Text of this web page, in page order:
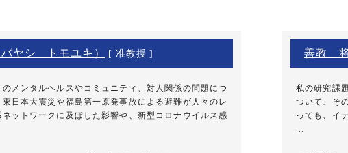
ヤシ トモユキ） [ 准教授 ]
メンタルヘルスやコミュニティ、対人関係の問題につ
日本大震災や福島第一原発事故による避難が人々のレ
ットワークに及ぼした影響や、新型コロナウイルス感
善教 将
私の研究課
ついて、そ
っても、イ